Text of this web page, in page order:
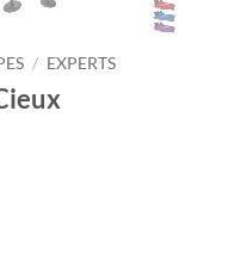
/ EXPERTS